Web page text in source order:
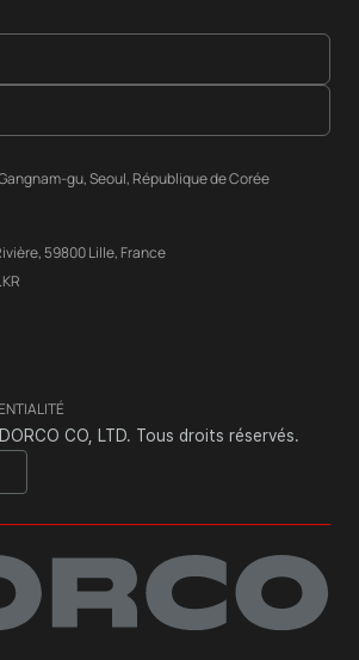
gu, Seoul, République de Corée
59800 Lille, France
CO, LTD. Tous droits réservés.